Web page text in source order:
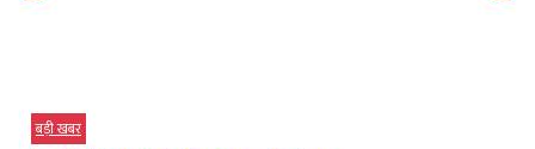
बड़ी खबर